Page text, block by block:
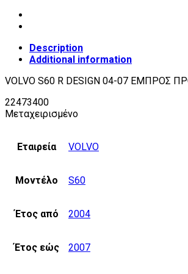
Description
Additional information
VOLVO S60 R DESIGN 04-07 ΕΜΠΡΟΣ
22473400
Μεταχειρισμένο
Εταιρεία VOLVO
Μοντέλο S60
Έτος από 2004
Έτος εώς 2007